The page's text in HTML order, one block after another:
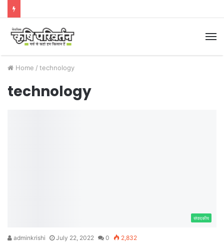
Home / technology
technology
संपादकीय
adminkrishi July 22, 2022 0 2,832